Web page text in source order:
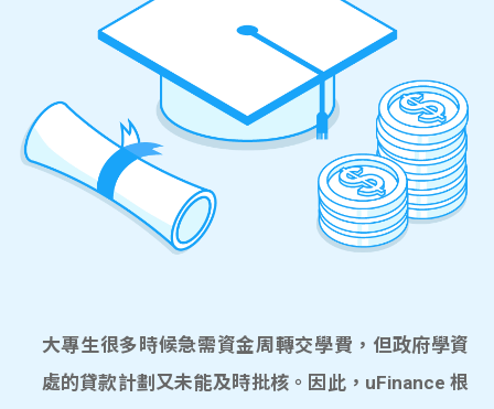
大專生很多時候急需資金周轉交學費，但政府學資
處的貸款計劃又未能及時批核。因此，uFinance 根